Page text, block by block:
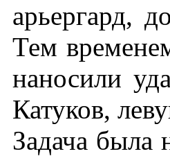
арьергард,
Тем
наносили
Катуков,
Задача была